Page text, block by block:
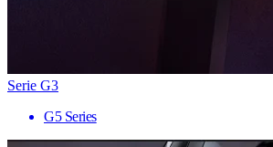
Serie G3
G5 Series